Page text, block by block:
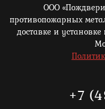
ООО
противопожарных
доставке и
+7